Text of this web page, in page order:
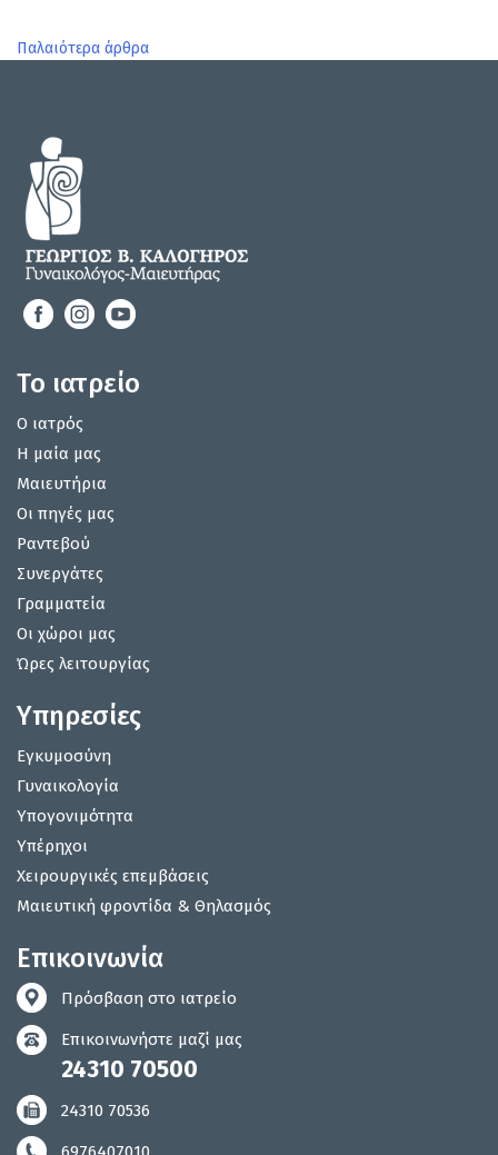
Πλοήγηση
Παλαιότερα άρθρα
Το ιατρείο
Ο ιατρός
Η μαία μας
Μαιευτήρια
Οι πηγές μας
Ραντεβού
Συνεργάτες
Γραμματεία
Οι χώροι μας
Ώρες λειτουργίας
Υπηρεσίες
Εγκυμοσύνη
Γυναικολογία
Υπογονιμότητα
Υπέρηχοι
Χειρουργικές επεμβάσεις
Μαιευτική φροντίδα & Θηλασμός
Επικοινωνία
Πρόσβαση στο ιατρείο
Επικοινωνήστε μαζί μας
24310 70500
24310 70536